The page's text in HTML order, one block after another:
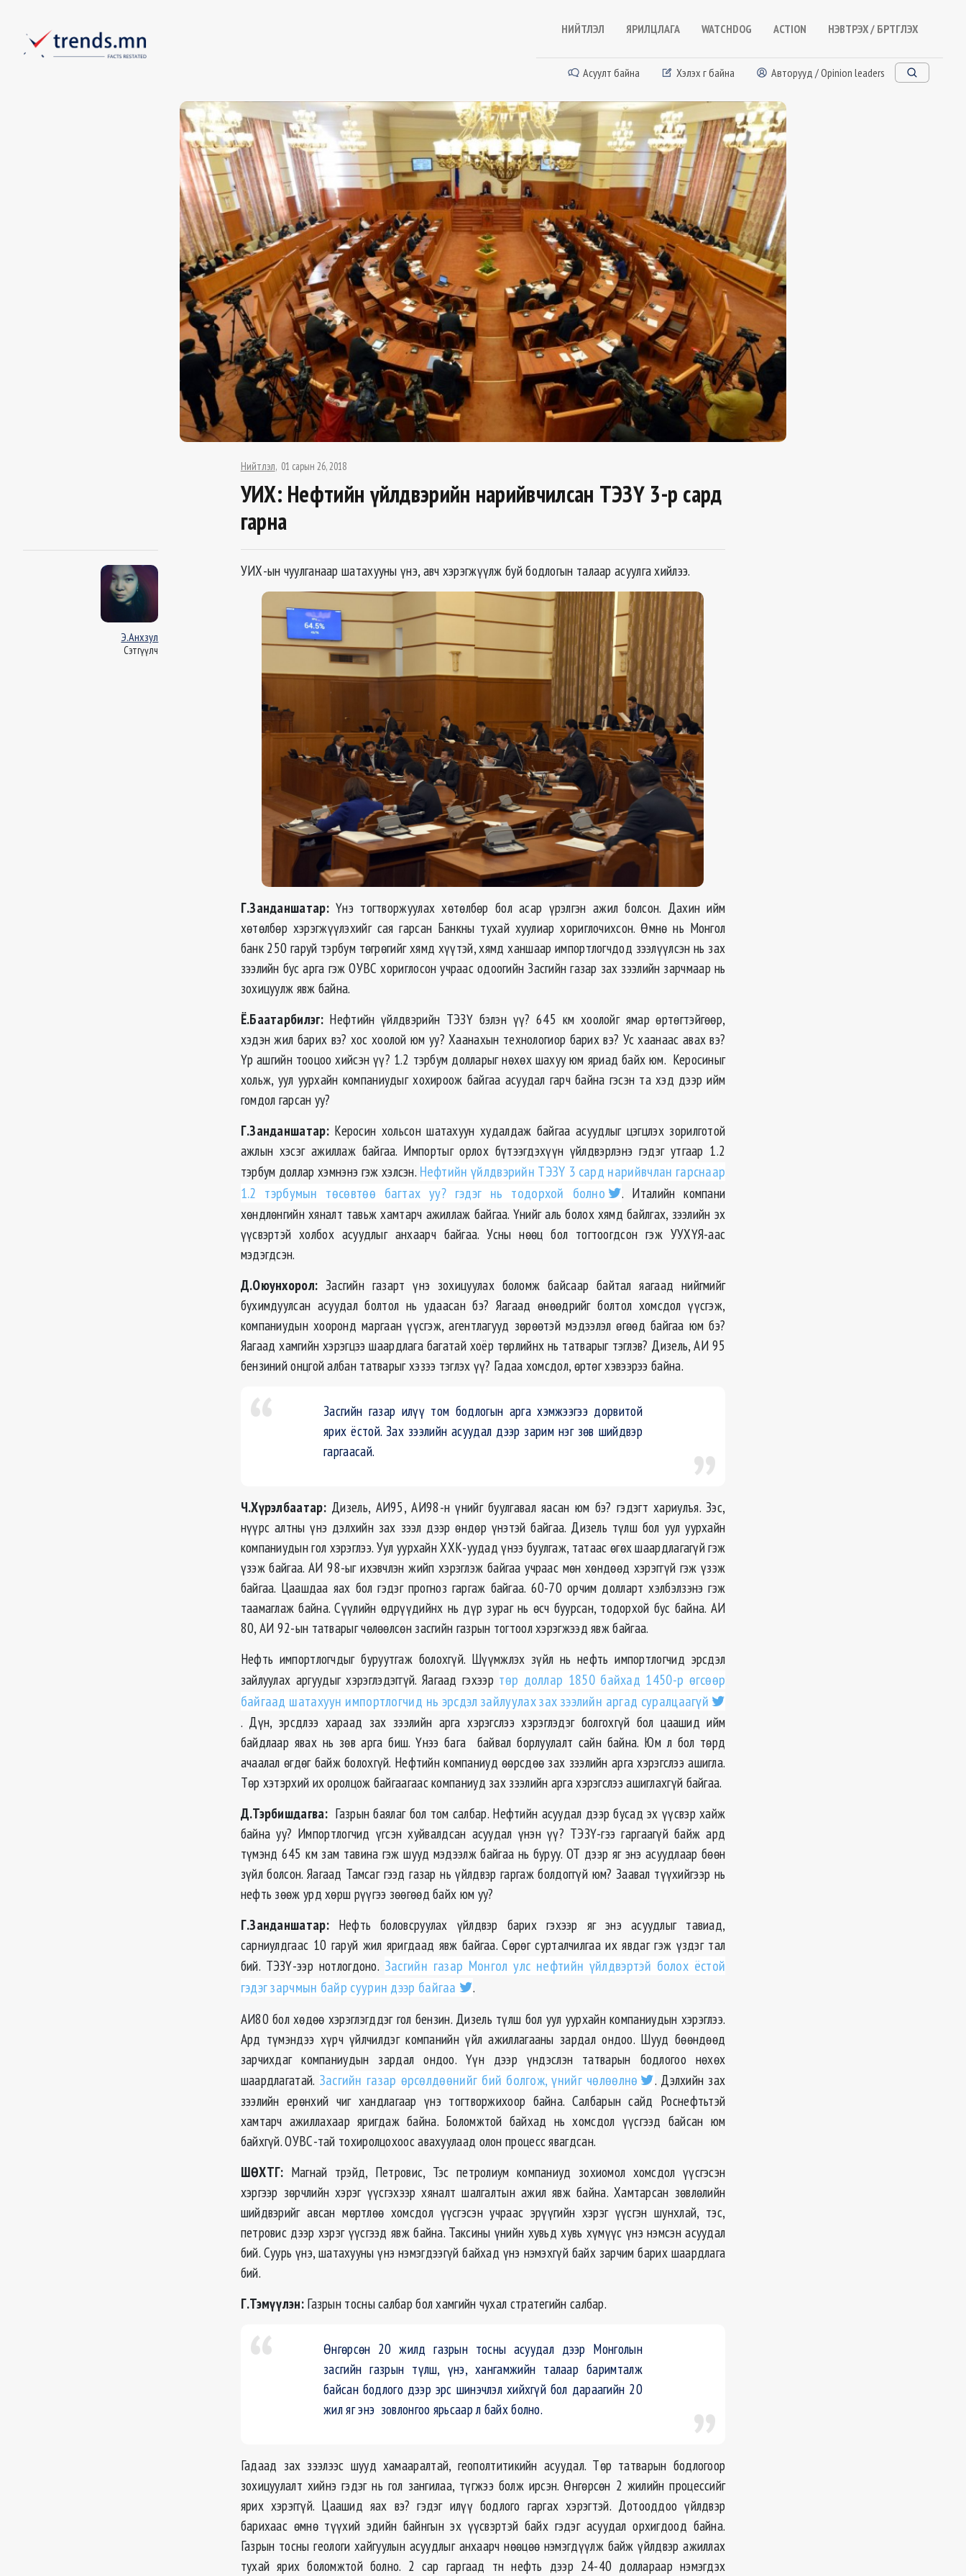
НИЙТЛЭЛ ЯРИЛЦЛАГА WATCHDOG ACTION НЭВТРЭХ / БҮРТГҮҮЛЭХ
Асуулт байна Хэлэх үг байна Авторууд / Opinion leaders
Нийтлэл 01 сарын 26, 2018
УИХ: Нефтийн үйлдвэрийн нарийвчилсан ТЭЗҮ 3-р сард
гарна
Э.Анхзул
Сэтгүүлч
УИХ-ын чуулганаар шатахууны үнэ, авч хэрэгжүүлж буй бодлогын талаар асуулга хийлээ.
Г.Занданшатар:Үнэ тогтворжуулах хөтөлбөр бол асар үрэлгэн ажил болсон. Дахин ийм
хөтөлбөр хэрэгжүүлэхийг сая гарсан Банкны тухай хуулиар хориглочихсон. Өмнө нь Монгол
банк 250 гаруй тэрбум төгрөгийг хямд хүүтэй, хямд ханшаар импортлогчдод зээлүүлсэн нь зах
зээлийн бус арга гэж ОУВС хориглосон учраас одоогийн Засгийн газар зах зээлийн зарчмаар нь
зохицуулж явж байна.
Ё.Баатарбилэг:Нефтийн үйлдвэрийн ТЭЗҮ бэлэн үү? 645 км хоолойг ямар өртөгтэйгөөр,
хэдэн жил барих вэ? хос хоолой юм уу? Хаанахын технологиор барих вэ? Ус хаанаас авах вэ?
Үр ашгийн тооцоо хийсэн үү? 1.2 тэрбум долларыг нөхөх шахуу юм яриад байх юм. Керосиныг
хольж, уул уурхайн компаниудыг хохироож байгаа асуудал гарч байна гэсэн та хэд дээр ийм
гомдол гарсан уу?
Г.Занданшатар:Керосин хольсон шатахуун худалдаж байгаа асуудлыг цэгцлэх зорилготой
ажлын хэсэг ажиллаж байгаа. Импортыг орлох бүтээгдэхүүн үйлдвэрлэнэ гэдэг утгаар 1.2
тэрбум доллар хэмнэнэ гэж хэлсэн. Нефтийн үйлдвэрийн ТЭЗҮ 3 сард нарийвчлан гарснаар
1.2 тэрбумын төсөвтөө багтах уу? гэдэг нь тодорхой болно
. Италийн компани
хөндлөнгийн хяналт тавьж хамтарч ажиллаж байгаа. Үнийг аль болох хямд байлгах, зээлийн эх
үүсвэртэй холбох асуудлыг анхаарч байгаа. Усны нөөц бол тогтоогдсон гэж УУХҮЯ-аас
мэдэгдсэн.
Д.Оюунхорол: Засгийн газарт үнэ зохицуулах боломж байсаар байтал яагаад нийгмийг
бухимдуулсан асуудал болтол нь удаасан бэ? Яагаад өнөөдрийг болтол хомсдол үүсгэж,
компаниудын хооронд маргаан үүсгэж, агентлагууд зөрөөтэй мэдээлэл өгөөд байгаа юм бэ?
Яагаад хамгийн хэрэгцээ шаардлага багатай хоёр төрлийнх нь татварыг тэглэв? Дизель, АИ 95
бензиний онцгой албан татварыг хэзээ тэглэх үү? Гадаа хомсдол, өртөг хэвээрээ байна.
Засгийн газар илүү том бодлогын арга хэмжээгээ дорвитой
ярих ёстой. Зах зээлийн асуудал дээр зарим нэг зөв шийдвэр
гаргаасай.
Ч.Хүрэлбаатар:Дизель, АИ95, АИ98-н үнийг буулгавал яасан юм бэ? гэдэгт хариулъя. Зэс,
нүүрс алтны үнэ дэлхийн зах зээл дээр өндөр үнэтэй байгаа. Дизель түлш бол уул уурхайн
компаниудын гол хэрэглээ. Уул уурхайн ХХК-уудад үнээ буулгаж, татаас өгөх шаардлагагүй гэж
үзэж байгаа. АИ 98-ыг ихэвчлэн жийп хэрэглэж байгаа учраас мөн хөндөөд хэрэггүй гэж үзэж
байгаа. Цаашдаа яах бол гэдэг прогноз гаргаж байгаа. 60-70 орчим долларт хэлбэлзэнэ гэж
таамаглаж байна. Сүүлийн өдрүүдийнх нь дүр зураг нь өсч буурсан, тодорхой бус байна. АИ
80, АИ 92-ын татварыг чөлөөлсөн засгийн газрын тогтоол хэрэгжээд явж байгаа.
Нефть импортлогчдыг буруутгаж болохгүй. Шүүмжлэх зүйл нь нефть импортлогчид эрсдэл
зайлуулах аргуудыг хэрэглэдэггүй. Яагаад гэхээр төр доллар 1850 байхад 1450-р өгсөөр
байгаад шатахуун импортлогчид нь эрсдэл зайлуулах зах зээлийн аргад суралцаагүй
. Дүн, эрсдлээ хараад зах зээлийн арга хэрэгслээ хэрэглэдэг болгохгүй бол цаашид ийм
байдлаар явах нь зөв арга биш. Үнээ бага байвал борлуулалт сайн байна. Юм л бол төрд
ачаалал өгдөг байж болохгүй. Нефтийн компаниуд өөрсдөө зах зээлийн арга хэрэгслээ ашигла.
Төр хэтэрхий их оролцож байгаагаас компаниуд зах зээлийн арга хэрэгслээ ашиглахгүй байгаа.
Д.Тэрбишдагва:Газрын баялаг бол том салбар. Нефтийн асуудал дээр бусад эх үүсвэр хайж
байна уу? Импортлогчид үгсэн хуйвалдсан асуудал үнэн үү? ТЭЗҮ-гээ гаргаагүй байж ард
түмэнд 645 км зам тавина гэж шууд мэдээлж байгаа нь буруу. ОТ дээр яг энэ асуудлаар бөөн
зүйл болсон. Яагаад Тамсаг гээд газар нь үйлдвэр гаргаж болдоггүй юм? Заавал түүхийгээр нь
нефть зөөж урд хөрш рүүгээ зөөгөөд байх юм уу?
Г.Занданшатар:Нефть боловсруулах үйлдвэр барих гэхээр яг энэ асуудлыг тавиад,
сарниулдгаас 10 гаруй жил яригдаад явж байгаа. Сөрөг сурталчилгаа их явдаг гэж үздэг тал
бий. ТЭЗҮ-ээр нотлогдоно. Засгийн газар Монгол улс нефтийн үйлдвэртэй болох ёстой
гэдэг зарчмын байр суурин дээр байгаа
.
АИ80 бол хөдөө хэрэглэгддэг гол бензин. Дизель түлш бол уул уурхайн компаниудын хэрэглээ.
Ард түмэндээ хүрч үйлчилдэг компанийн үйл ажиллагааны зардал ондоо. Шууд бөөндөөд
зарчихдаг компаниудын зардал ондоо. Үүн дээр үндэслэн татварын бодлогоо нөхөх
шаардлагатай. Засгийн газар өрсөлдөөнийг бий болгож, үнийг чөлөөлнө
. Дэлхийн зах
зээлийн ерөнхий чиг хандлагаар үнэ тогтворжихоор байна. Салбарын сайд Роснефтьтэй
хамтарч ажиллахаар яригдаж байна. Боломжтой байхад нь хомсдол үүсгээд байсан юм
байхгүй. ОУВС-тай тохиролцохоос авахуулаад олон процесс явагдсан.
ШӨХТГ: Магнай трэйд, Петровис, Тэс петролиум компаниуд зохиомол хомсдол үүсгэсэн
хэргээр зөрчлийн хэрэг үүсгэхээр хяналт шалгалтын ажил явж байна. Хамтарсан зөвлөлийн
шийдвэрийг авсан мөртлөө хомсдол үүсгэсэн учраас эрүүгийн хэрэг үүсгэн шунхлай, тэс,
петровис дээр хэрэг үүсгээд явж байна. Таксины үнийн хувьд хувь хүмүүс үнэ нэмсэн асуудал
бий. Суурь үнэ, шатахууны үнэ нэмэгдээгүй байхад үнэ нэмэхгүй байх зарчим барих шаардлага
бий.
Г.Тэмүүлэн:Газрын тосны салбар бол хамгийн чухал стратегийн салбар.
Өнгөрсөн 20 жилд газрын тосны асуудал дээр Монголын
засгийн газрын түлш, үнэ, хангамжийн талаар баримталж
байсан бодлого дээр эрс шинэчлэл хийхгүй бол дараагийн 20
жил яг энэ зовлонгоо ярьсаар л байх болно.
Гадаад зах зээлээс шууд хамааралтай, геополтитикийн асуудал. Төр татварын бодлогоор
зохицуулалт хийнэ гэдэг нь гол зангилаа, түгжээ болж ирсэн. Өнгөрсөн 2 жилийн процессийг
ярих хэрэггүй. Цаашид яах вэ? гэдэг илүү бодлого гаргах хэрэгтэй. Дотооддоо үйлдвэр
барихаас өмнө түүхий эдийн байнгын эх үүсвэртэй байх гэдэг асуудал орхигдоод байна.
Газрын тосны геологи хайгуулын асуудлыг анхаарч нөөцөө нэмэгдүүлж байж үйлдвэр ажиллах
тухай ярих боломжтой болно. 2 сар гаргаад тн нефть дээр 24-40 доллараар нэмэгдэх